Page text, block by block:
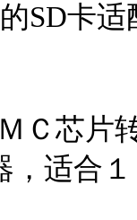
SD卡适
Ｃ芯片
，适合